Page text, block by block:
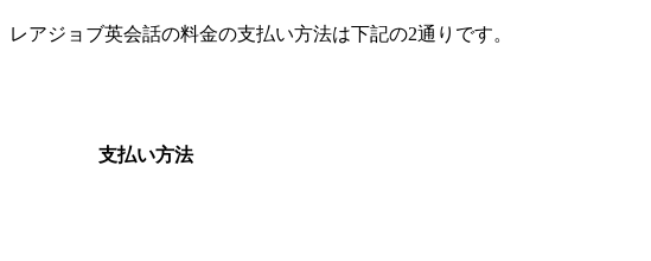
レアジョブ英会話の料金の支払い方法は下記の2通りです。
支払い方法